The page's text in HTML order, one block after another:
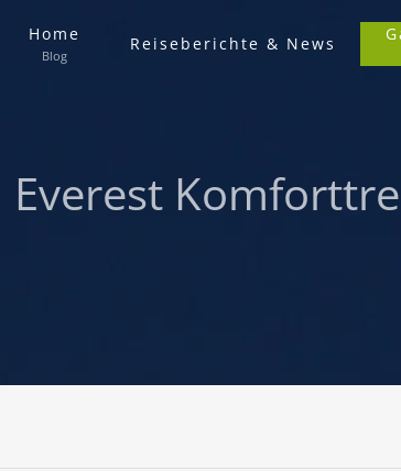
Home
Blog
Reiseberichte & News
Everest